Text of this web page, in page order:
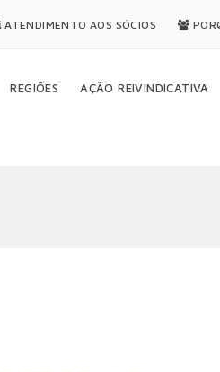
ATENDIMENTO AOS SÓCIOS
REGIÕES AÇÃO REIVINDICATIVA